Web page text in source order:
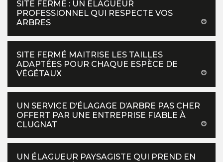
SITE FERMÉ : UN ÉLAGUEUR
PROFESSIONNEL QUI RESPECTE VOS
ARBRES
SITE FERMÉ MAITRISE LES TAILLES
ADAPTÉES POUR CHAQUE ESPÈCE DE
VÉGÉTAUX
UN SERVICE D’ÉLAGAGE D’ARBRE PAS CHER
OFFERT PAR UNE ENTREPRISE FIABLE À
CLUGNAT
UN ÉLAGUEUR PAYSAGISTE QUI PREND EN